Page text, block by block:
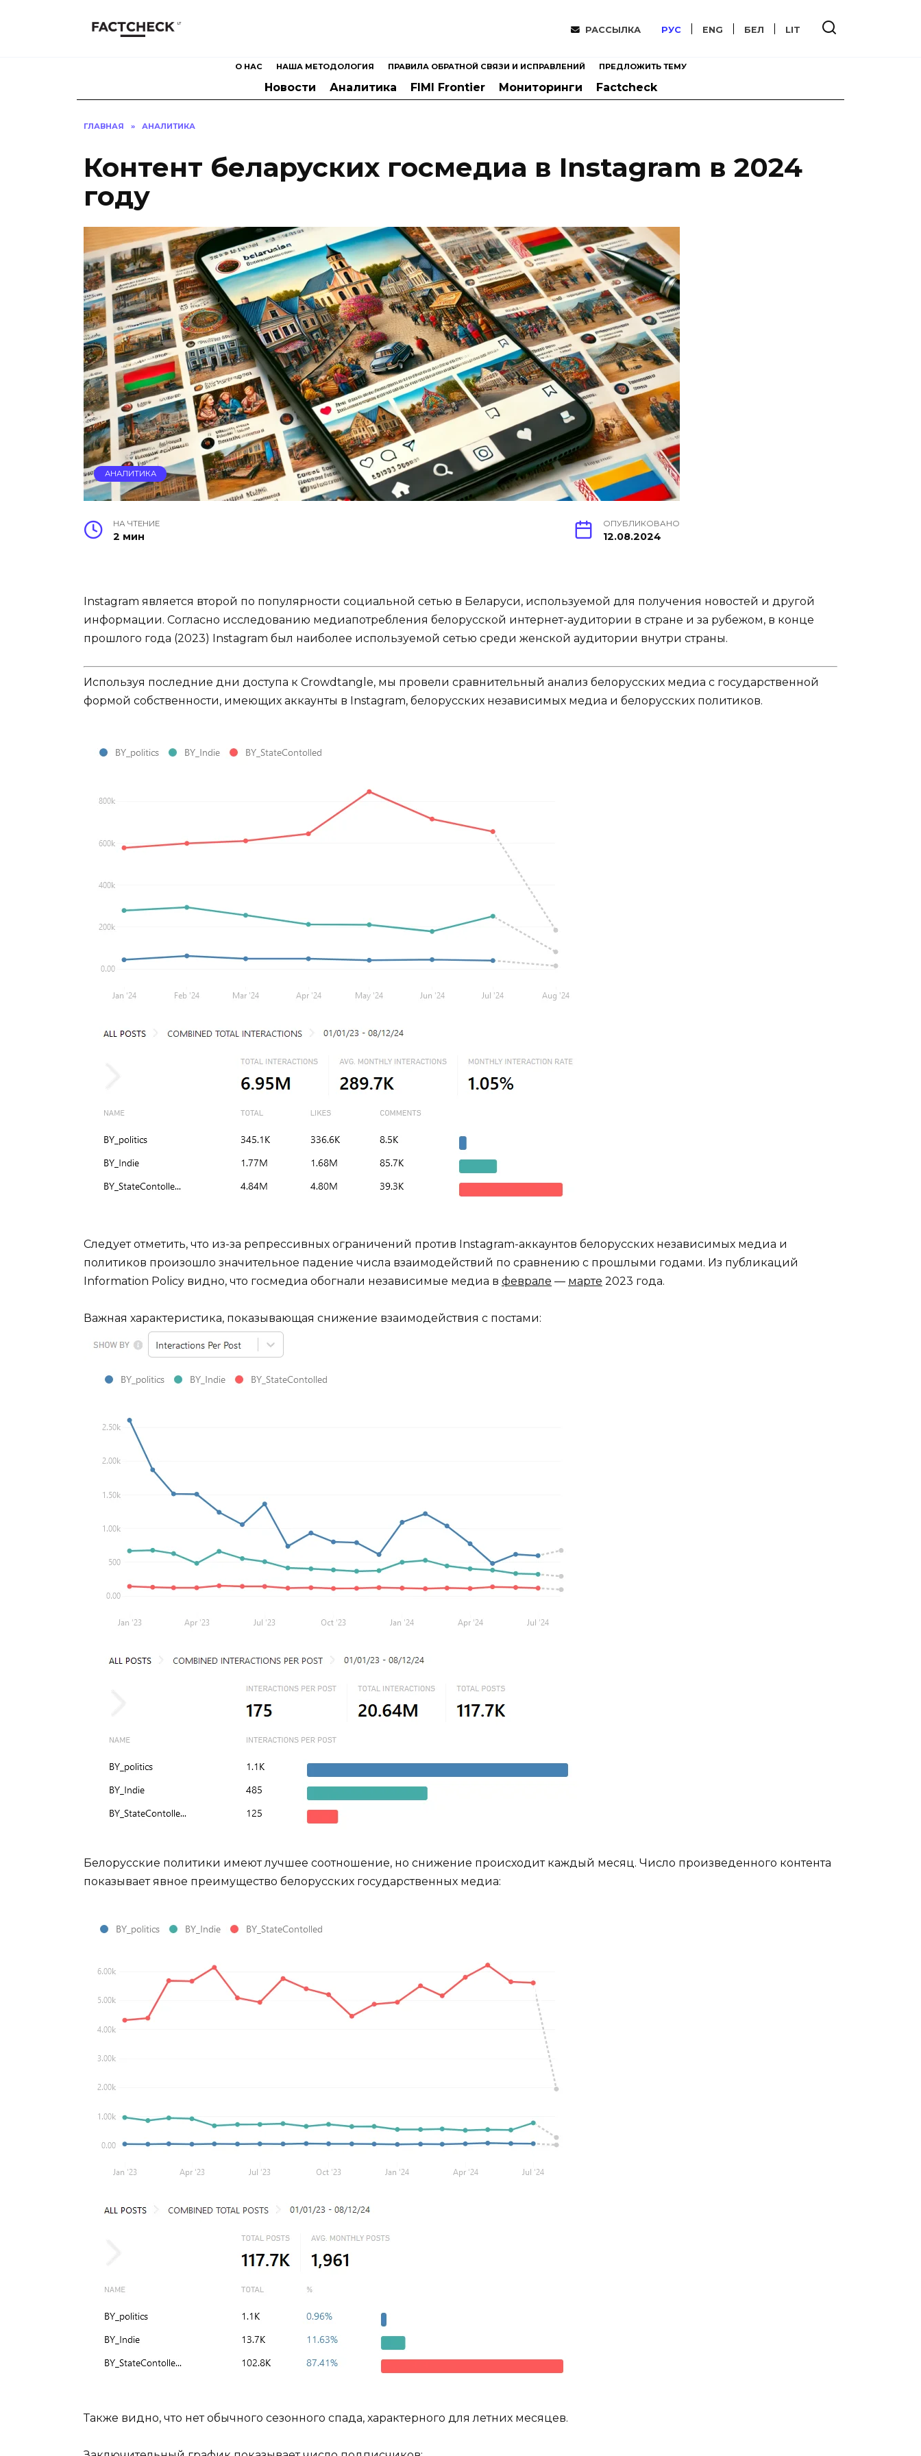
РАССЫЛКА РУС ENG БЕЛ LIT
О НАС НАША МЕТОДОЛОГИЯ ПРАВИЛА ОБРАТНОЙ СВЯЗИ И ИСПРАВЛЕНИЙ ПРЕДЛОЖИТЬ ТЕМУ
Новости Аналитика FIMI Frontier Мониторинги Factcheck
ГЛАВНАЯ » АНАЛИТИКА
Контент беларуских госмедиа в Instagram в 2024
году
АНАЛИТИКА
НА ЧТЕНИЕ
2 мин
ОПУБЛИКОВАНО
12.08.2024
Instagram является второй по популярности социальной сетью в Беларуси, используемой для получения новостей и другой
информации. Согласно исследованию медиапотребления белорусской интернет-аудитории в стране и за рубежом, в конце
прошлого года (2023) Instagram был наиболее используемой сетью среди женской аудитории внутри страны.
Используя последние дни доступа к Crowdtangle, мы провели сравнительный анализ белорусских медиа с государственной
формой собственности, имеющих аккаунты в Instagram, белорусских независимых медиа и белорусских политиков.
Следует отметить, что из-за репрессивных ограничений против Instagram-аккаунтов белорусских независимых медиа и
политиков произошло значительное падение числа взаимодействий по сравнению с прошлыми годами. Из публикаций
Information Policy видно, что госмедиа обогнали независимые медиа в феврале — марте 2023 года.
Важная характеристика, показывающая снижение взаимодействия с постами:
Белорусские политики имеют лучшее соотношение, но снижение происходит каждый месяц. Число произведенного контента
показывает явное преимущество белорусских государственных медиа:
Также видно, что нет обычного сезонного спада, характерного для летних месяцев.